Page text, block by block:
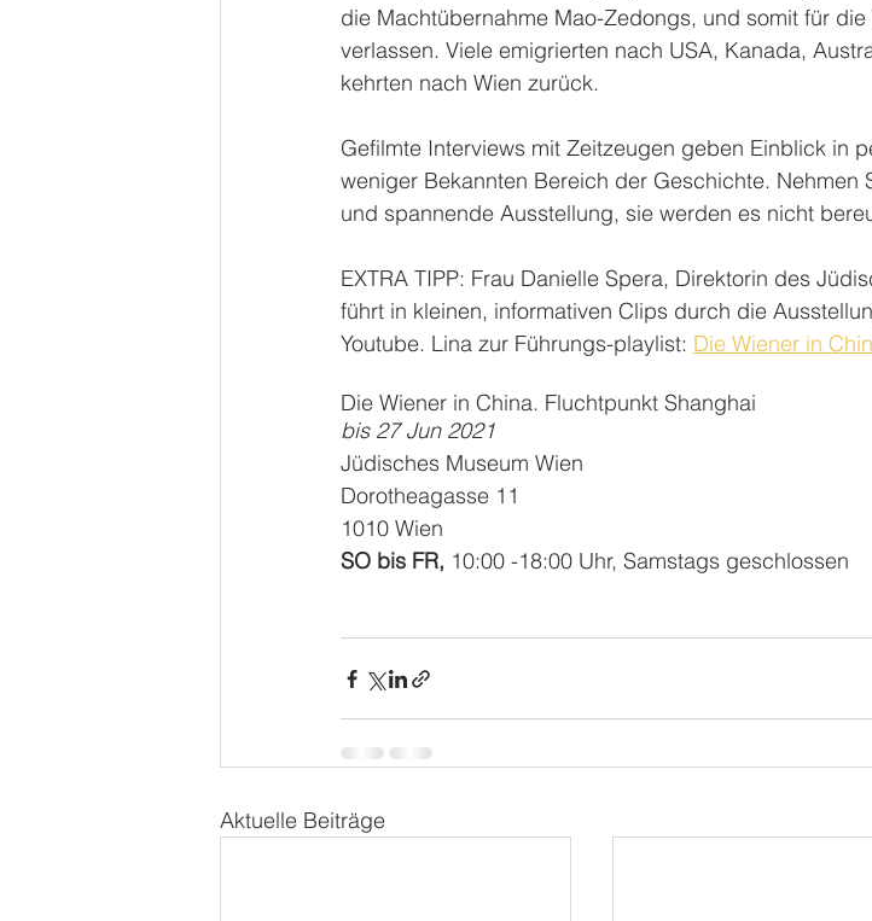
die Machtübernahme Mao-Zedongs, und somit für
verlassen. Viele emigrierten nach USA, Kanada,
kehrten nach Wien zurück.
Gefilmte Interviews mit Zeitzeugen geben Einblick in
weniger Bekannten Bereich der Geschichte. Nehmen
und spannende Ausstellung, sie werden es nicht
EXTRA TIPP: Frau Danielle Spera, Direktorin des
führt in kleinen, informativen Clips durch die
Youtube. Lina zur Führungs-playlist: Die Wiener in
Die Wiener in China. Fluchtpunkt Shanghai
bis 27 Jun 2021
Jüdisches Museum Wien
Dorotheagasse 11
1010 Wien
SO bis FR, 10:00 -18:00 Uhr, Samstags geschlossen
Aktuelle Beiträge